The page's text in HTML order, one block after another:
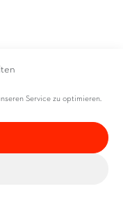
Service zu optimieren.